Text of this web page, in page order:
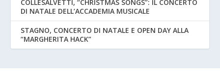
COLLESALVETTI, “CHRISTMAS SONGS”: IL CONCERTO
DI NATALE DELL’ACCADEMIA MUSICALE
STAGNO, CONCERTO DI NATALE E OPEN DAY ALLA
“MARGHERITA HACK”